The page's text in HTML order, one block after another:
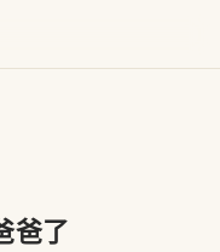
爸了